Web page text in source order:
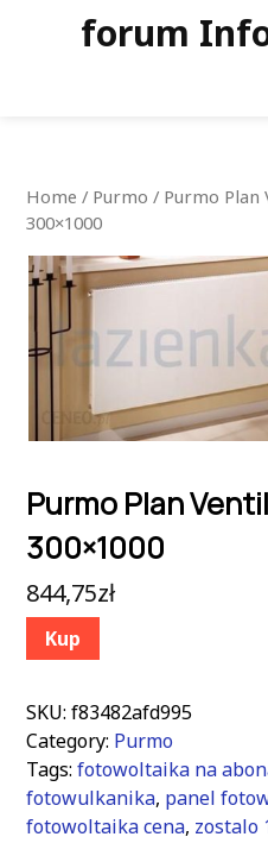
forum
Home / Purmo / Purmo Plan
300×1000
Purmo Plan
300×1000
844,75zł
Kup
SKU: f83482afd995
Category: Purmo
Tags: fotowoltaika na
fotowulkanika, panel
fotowoltaika cena, zostalo